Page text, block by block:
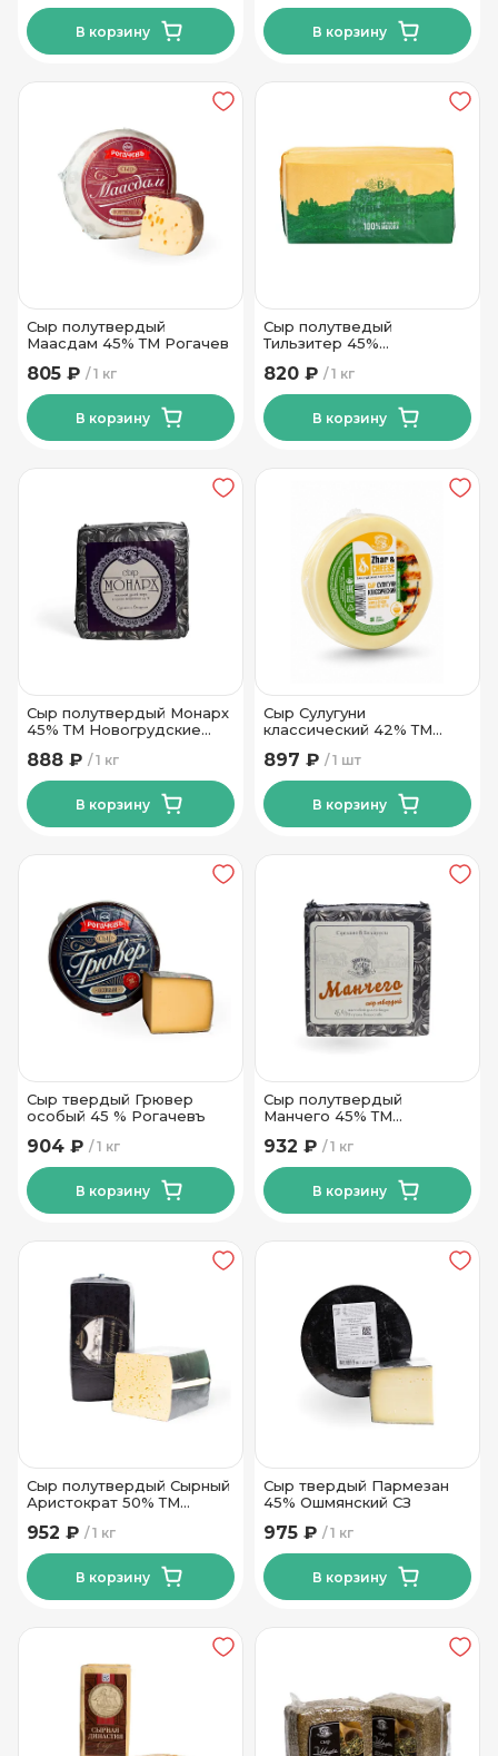
В корзину В корзину
Сыр полутвердый
Маасдам 45% ТМ Рогачев
1 кг
805 ₽
В корзину
Сыр полутведый
Тильзитер 45%
1 кг
820 ₽
В корзину
Сыр полутвердый Монарх
45% ТМ Новогрудские
1 кг
888 ₽
В корзину
Сыр Сулугуни
классический 42% ТМ
1 шт
897 ₽
В корзину
Сыр твердый Грювер
особый 45 % Рогачевъ
1 кг
904 ₽
В корзину
Сыр полутвердый
Манчего 45% ТМ
1 кг
932 ₽
В корзину
Сыр полутвердый Сырный
Аристократ 50% ТМ
1 кг
952 ₽
В корзину
Сыр твердый Пармезан
45% Ошмянский СЗ
1 кг
975 ₽
В корзину